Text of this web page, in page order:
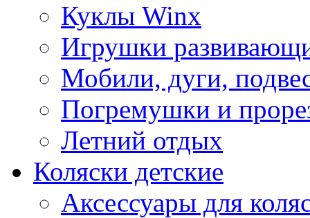
Куклы Winx
Игрушки
Мобили, дуги,
Погремушки и
Летний отдых
Коляски детские
Аксессуары для